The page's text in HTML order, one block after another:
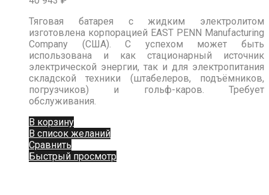
Тяговая батарея с жидким электролитом
изготовлена корпорацией EAST PENN Manufacturing
Company (США). С успехом может быть
использована и как стационарный источник
электрической энергии, так и для электропитания
складской техники (штабелеров, подъёмников,
погрузчиков) и гольф-каров. Требует
обслуживания.
В корзину
В список желаний
Сравнить
Быстрый просмотр